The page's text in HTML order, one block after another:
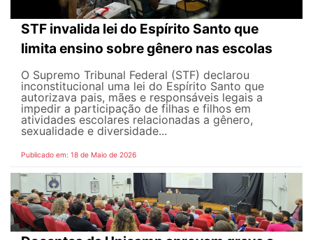
STF invalida lei do Espírito Santo que
limita ensino sobre gênero nas escolas
O Supremo Tribunal Federal (STF) declarou
inconstitucional uma lei do Espírito Santo que
autorizava pais, mães e responsáveis legais ​​a
impedir a participação de filhas e filhos em
atividades escolares relacionadas a gênero,
sexualidade e diversidade...
Publicado em: 18 de Maio de 2026